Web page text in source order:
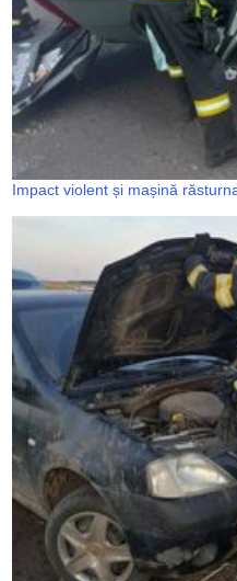
Impact violent și mașină